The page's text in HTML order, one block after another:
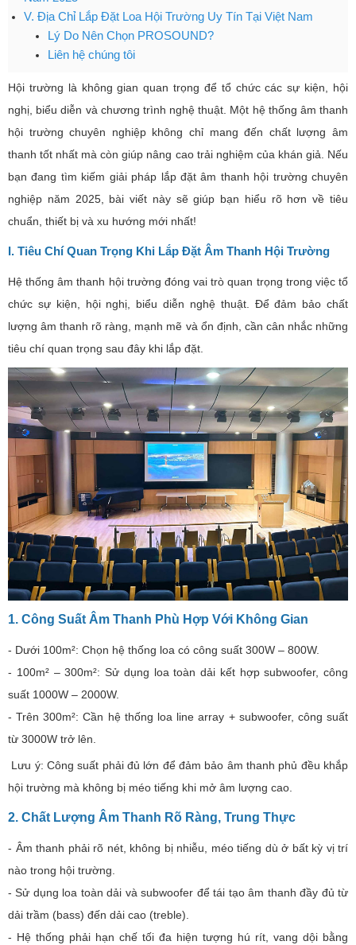
V. Địa Chỉ Lắp Đặt Loa Hội Trường Uy Tín Tại Việt Nam
Lý Do Nên Chọn PROSOUND?
Liên hệ chúng tôi
Hội trường là không gian quan trọng để tổ chức các sự kiện, hội
nghị, biểu diễn và chương trình nghệ thuật. Một hệ thống âm thanh
hội trường chuyên nghiệp không chỉ mang đến chất lượng âm
thanh tốt nhất mà còn giúp nâng cao trải nghiệm của khán giả. Nếu
bạn đang tìm kiếm giải pháp lắp đặt âm thanh hội trường chuyên
nghiệp năm 2025, bài viết này sẽ giúp bạn hiểu rõ hơn về tiêu
chuẩn, thiết bị và xu hướng mới nhất!
I. Tiêu Chí Quan Trọng Khi Lắp Đặt Âm Thanh Hội Trường
Hệ thống âm thanh hội trường đóng vai trò quan trọng trong việc tổ
chức sự kiện, hội nghị, biểu diễn nghệ thuật. Để đảm bảo chất
lượng âm thanh rõ ràng, mạnh mẽ và ổn định, cần cân nhắc những
tiêu chí quan trọng sau đây khi lắp đặt.
1. Công Suất Âm Thanh Phù Hợp Với Không Gian
- Dưới 100m²: Chọn hệ thống loa có công suất 300W – 800W.
- 100m² – 300m²: Sử dụng loa toàn dải kết hợp subwoofer, công
suất 1000W – 2000W.
- Trên 300m²: Cần hệ thống loa line array + subwoofer, công suất
từ 3000W trở lên.
Lưu ý: Công suất phải đủ lớn để đảm bảo âm thanh phủ đều khắp
hội trường mà không bị méo tiếng khi mở âm lượng cao.
2. Chất Lượng Âm Thanh Rõ Ràng, Trung Thực
- Âm thanh phải rõ nét, không bị nhiễu, méo tiếng dù ở bất kỳ vị trí
nào trong hội trường.
- Sử dụng loa toàn dải và subwoofer để tái tạo âm thanh đầy đủ từ
dải trầm (bass) đến dải cao (treble).
- Hệ thống phải hạn chế tối đa hiện tượng hú rít, vang dội bằng